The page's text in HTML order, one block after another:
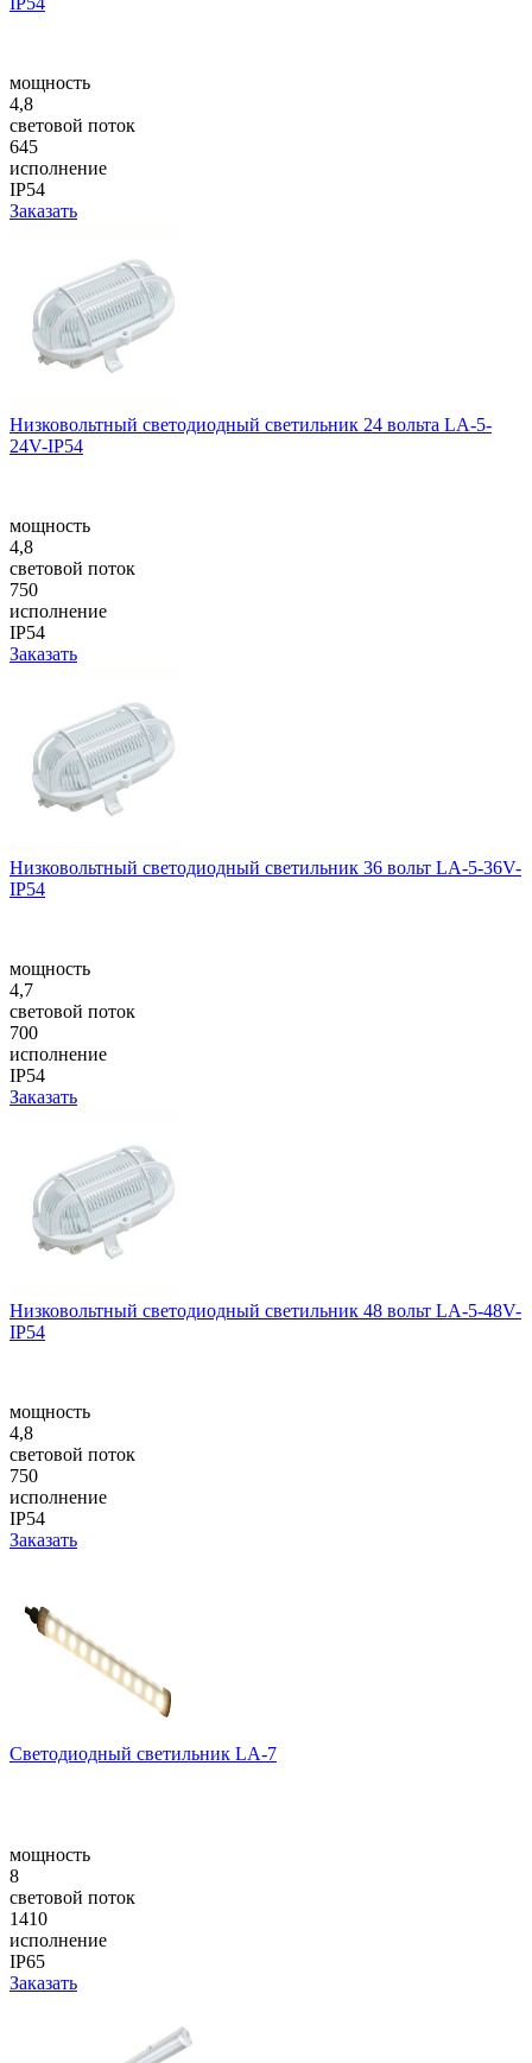
мощность
4,8
световой поток
645
исполнение
IP54
Заказать
Низковольтный светодиодный светильник 24 вольта LA-5-
24V-IP54
мощность
4,8
световой поток
750
исполнение
IP54
Заказать
Низковольтный светодиодный светильник 36 вольт LA-5-36V-
IP54
мощность
4,7
световой поток
700
исполнение
IP54
Заказать
Низковольтный светодиодный светильник 48 вольт LA-5-48V-
IP54
мощность
4,8
световой поток
750
исполнение
IP54
Заказать
Светодиодный светильник LA-7
мощность
8
световой поток
1410
исполнение
IP65
Заказать